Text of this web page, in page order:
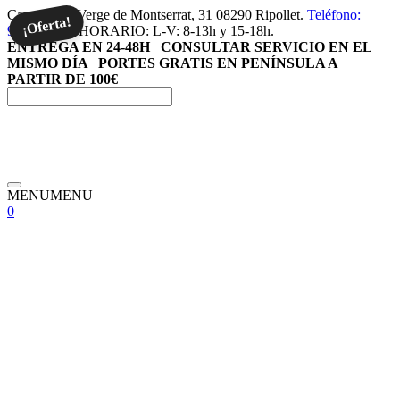
Saltar
al
contenido
Carrer de la Verge de Montserrat, 31 08290 Ripollet. Teléfono:
936917146. HORARIO: L-V: 8-13h y 15-18h.
ENTREGA EN 24-48H CONSULTAR SERVICIO EN EL
MISMO DÍA PORTES GRATIS EN PENÍNSULA A
PARTIR DE 100€
Menú
MENUMENU
0
¡Oferta!